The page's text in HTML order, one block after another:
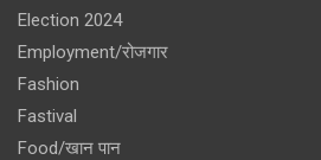
Election 2024
Employment/रोजगार
Fashion
Fastival
Food/खान पान